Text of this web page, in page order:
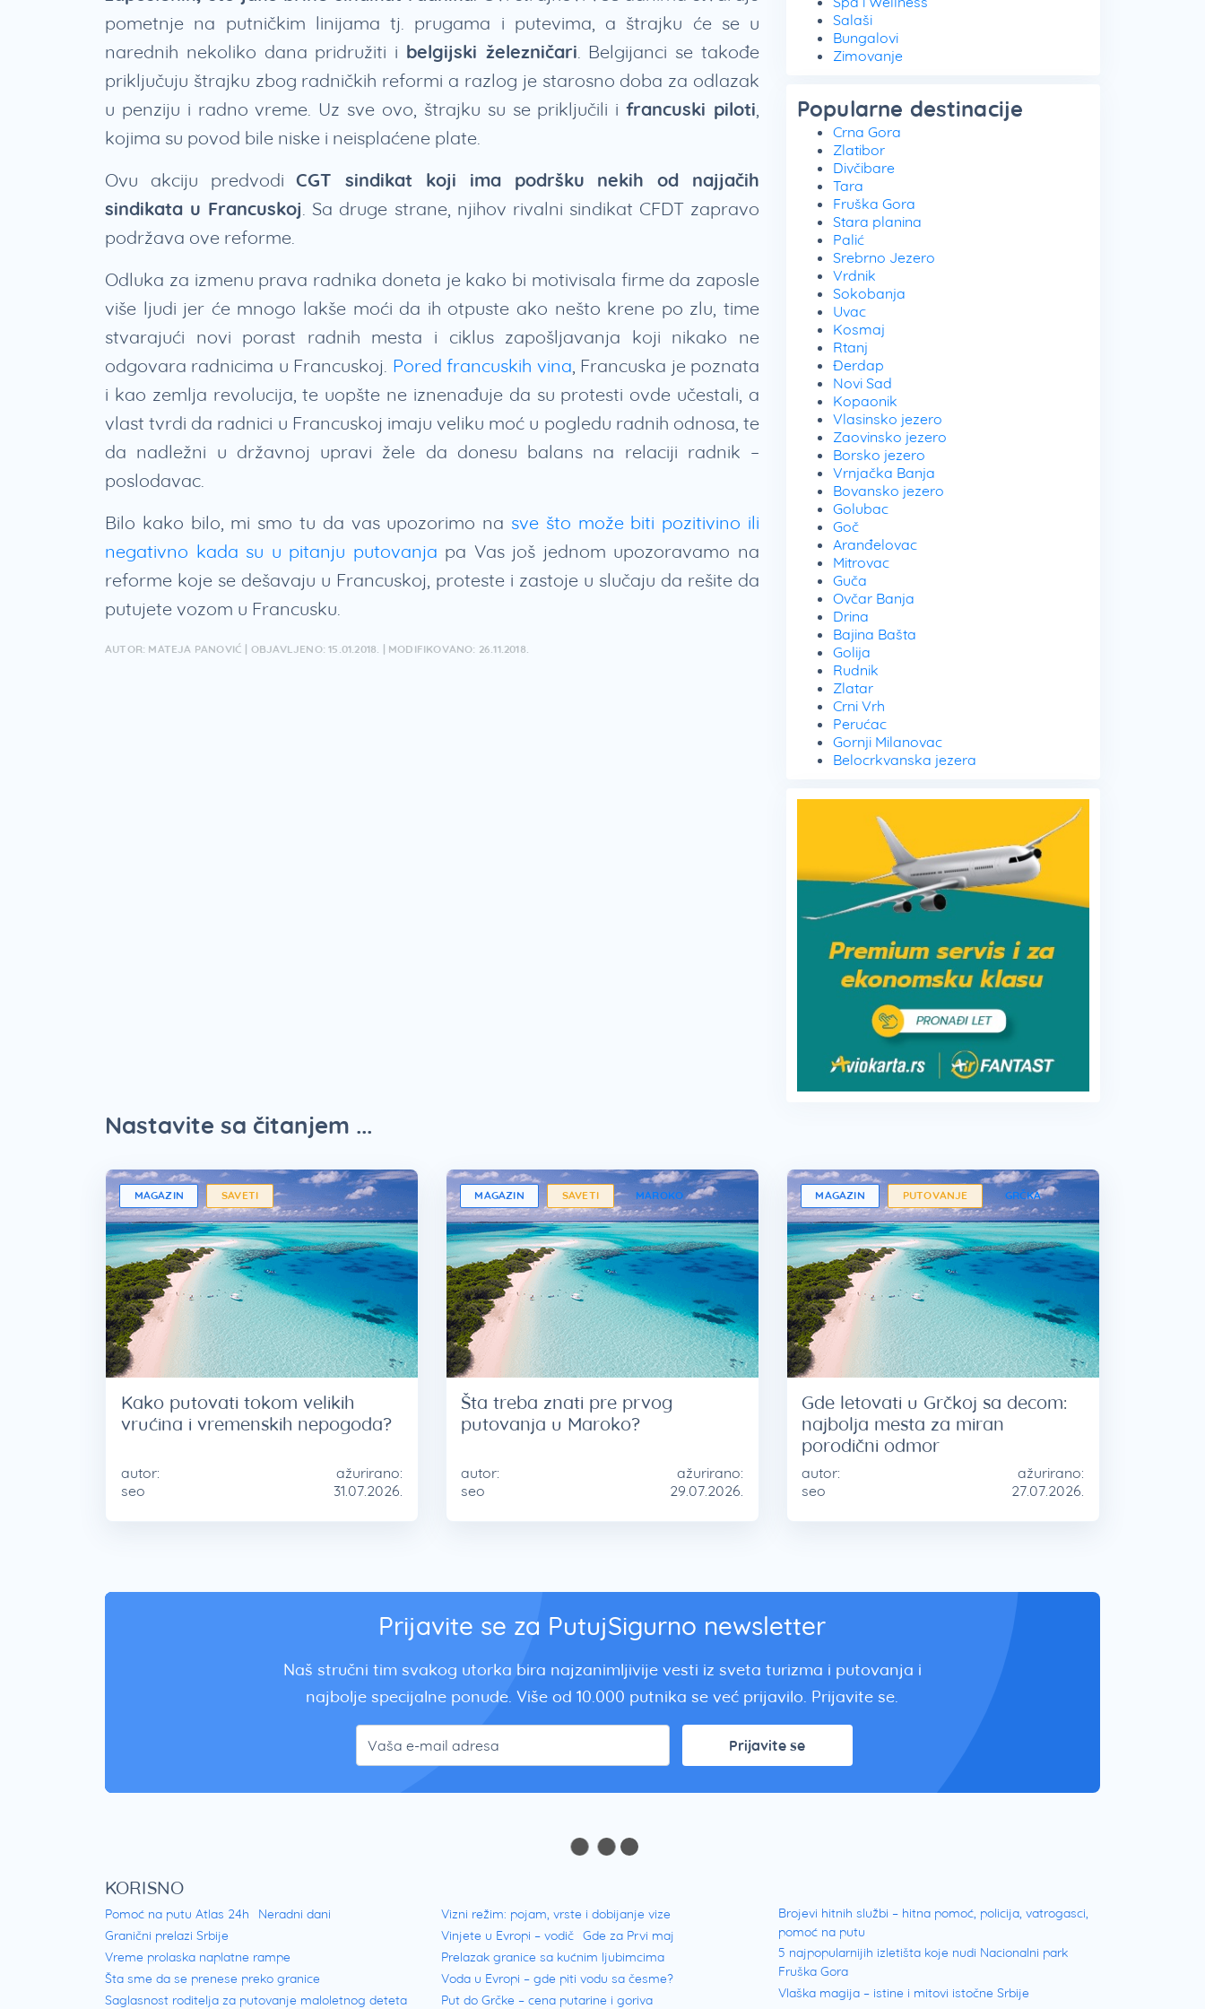
pometnje na putničkim linijama tj. prugama i putevima, a štrajku će se u
narednih nekoliko dana pridružiti i belgijski železničari. Belgijanci se takođe
priključuju štrajku zbog radničkih reformi a razlog je starosno doba za odlazak
u penziju i radno vreme. Uz sve ovo, štrajku su se priključili ifrancuski piloti,
kojima su povod bile niske i neisplaćene plate.
Ovu akciju predvodiCGT sindikat koji ima podršku nekih od najjačih
sindikata u Francuskoj. Sa druge strane, njihov rivalni sindikat CFDT zapravo
podržava ove reforme.
Odluka za izmenu prava radnika doneta je kako bi motivisala firme da zaposle
više ljudi jer će mnogo lakše moći da ih otpuste ako nešto krene po zlu, time
stvarajući novi porast radnih mesta i ciklus zapošljavanja koji nikako ne
odgovara radnicima u Francuskoj. Pored francuskih vina, Francuska je poznata
i kao zemlja revolucija, te uopšte ne iznenađuje da su protesti ovde učestali, a
vlast tvrdi da radnici u Francuskoj imaju veliku moć u pogledu radnih odnosa, te
da nadležni u državnoj upravi žele da donesu balans na relaciji radnik –
poslodavac.
Bilo kako bilo, mi smo tu da vas upozorimo na sve što može biti pozitivino ili
negativno kada su u pitanju putovanja pa Vas još jednom upozoravamo na
reforme koje se dešavaju u Francuskoj, proteste i zastoje u slučaju da rešite da
putujete vozom u Francusku.
AUTOR: MATEJA PANOVIĆ | OBJAVLJENO: 15.01.2018. | MODIFIKOVANO: 26.11.2018.
Salaši
Bungalovi
Zimovanje
Popularne destinacije
Crna Gora
Zlatibor
Divčibare
Tara
Fruška Gora
Stara planina
Palić
Srebrno Jezero
Vrdnik
Sokobanja
Uvac
Kosmaj
Rtanj
Đerdap
Novi Sad
Kopaonik
Vlasinsko jezero
Zaovinsko jezero
Borsko jezero
Vrnjačka Banja
Bovansko jezero
Golubac
Goč
Aranđelovac
Mitrovac
Guča
Ovčar Banja
Drina
Bajina Bašta
Golija
Rudnik
Zlatar
Crni Vrh
Perućac
Gornji Milanovac
Belocrkvanska jezera
Nastavite sa čitanjem ...
MAGAZIN SAVETI
Kako putovati tokom velikih
vrućina i vremenskih nepogoda?
autor:
seo
ažurirano:
31.07.2026.
MAGAZIN SAVETI MAROKO
Šta treba znati pre prvog
putovanja u Maroko?
autor:
seo
ažurirano:
29.07.2026.
MAGAZIN PUTOVANJE GRČKA
Gde letovati u Grčkoj sa decom:
najbolja mesta za miran
porodični odmor
autor:
seo
ažurirano:
27.07.2026.
Prijavite se za PutujSigurno newsletter
Naš stručni tim svakog utorka bira najzanimljivije vesti iz sveta turizma i putovanja i
najbolje specijalne ponude. Više od 10.000 putnika se već prijavilo. Prijavite se.
Prijavite se
KORISNO
Pomoć na putu Atlas 24h
Neradni dani
Granični prelazi Srbije
Vreme prolaska naplatne rampe
Šta sme da se prenese preko granice
Saglasnost roditelja za putovanje maloletnog deteta
Vizni režim: pojam, vrste i dobijanje vize
Vinjete u Evropi – vodič Gde za Prvi maj
Prelazak granice sa kućnim ljubimcima
Voda u Evropi – gde piti vodu sa česme?
Put do Grčke – cena putarine i goriva
Brojevi hitnih službi – hitna pomoć, policija, vatrogasci,
pomoć na putu
5 najpopularnijih izletišta koje nudi Nacionalni park
Fruška Gora
Vlaška magija – istine i mitovi istočne Srbije